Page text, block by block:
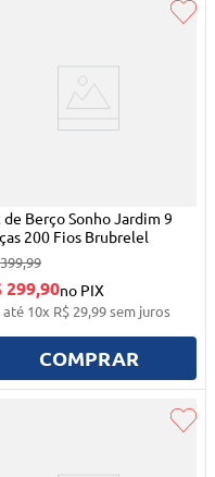
Berço Sonho Jardim 9
200 Fios Brubrelel
399,99
299,90no PIX
até 10x R$ 29,99sem juros
COMPRAR